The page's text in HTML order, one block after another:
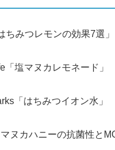
ちみつレモンの効果7選」
「塩マヌカレモネード」
「はちみつイオン水」
ヌカハニーの抗菌性と